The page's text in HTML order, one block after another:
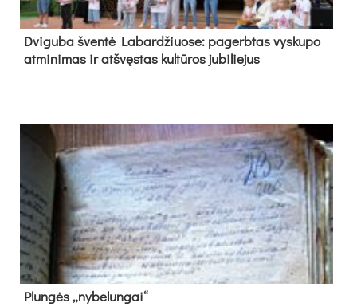
Dvi­gu­ba šven­tė La­bar­džiuo­se: pa­gerb­tas vys­ku­po
at­mi­ni­mas ir at­švęs­tas kul­tū­ros ju­bi­lie­jus
Plun­gės „ny­be­lun­gai“